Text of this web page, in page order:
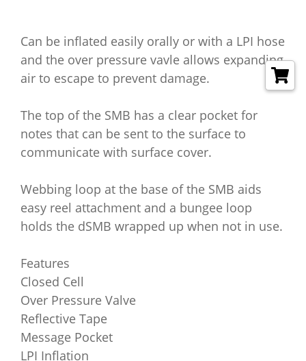
Can be inflated easily orally or with a LPI hose
and the over pressure vavle allows expanding
air to escape to prevent damage.
The top of the SMB has a clear pocket for
notes that can be sent to the surface to
communicate with surface cover.
Webbing loop at the base of the SMB aids
easy reel attachment and a bungee loop
holds the dSMB wrapped up when not in use.
Features
Closed Cell
Over Pressure Valve
Reflective Tape
Message Pocket
LPI Inflation